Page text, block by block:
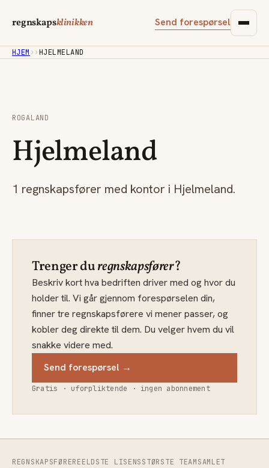
regnskapsklinikken Send forespørsel
HJEM › ›HJELMELAND
ROGALAND
Hjelmeland
1 regnskapsfører med kontor i Hjelmeland.
Trenger duregnskapsfører?
Beskriv kort hva bedriften driver med og hvor du
holder til. Vi går gjennom forespørselen din,
finner tre regnskapsførere vi mener passer, og
kobler deg direkte til dem. Du velger hvem du vil
snakke videre med.
Send forespørsel →
Gratis · uforpliktende · ingen abonnement
REGNSKAPSFØREREELDSTE LISENSSTØRSTE TEAMSAMLET